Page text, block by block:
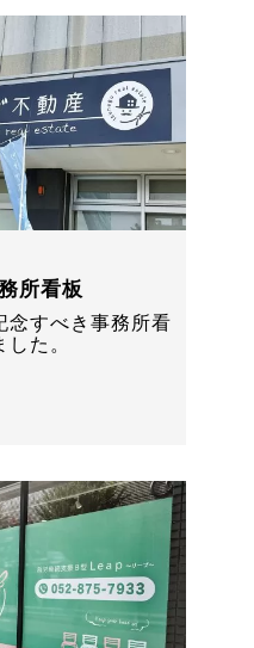
所看板
念すべき事務所看
た。